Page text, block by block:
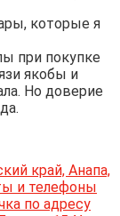
которые я
при покупке
якобы и
Но доверие
край, Анапа,
и телефоны
по адресу